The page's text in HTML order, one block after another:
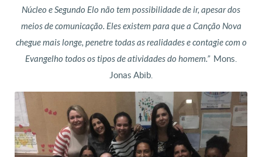
Núcleo e Segundo Elo não tem possibilidade de ir, apesar dos
meios de comunicação. Eles existem para que a Canção Nova
chegue mais longe, penetre todas as realidades e contagie com o
Evangelho todos os tipos de atividades do homem.” Mons.
Jonas Abib.